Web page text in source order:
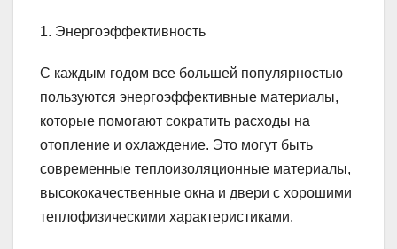
1. Энергоэффективность
С каждым годом все большей популярностью
пользуются энергоэффективные материалы,
которые помогают сократить расходы на
отопление и охлаждение. Это могут быть
современные теплоизоляционные материалы,
высококачественные окна и двери с хорошими
теплофизическими характеристиками.